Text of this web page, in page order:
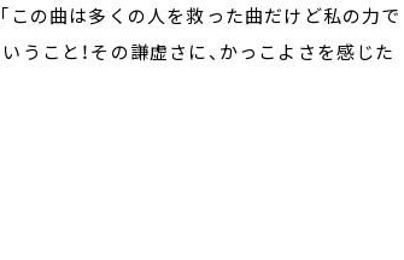
この曲は多くの人を救った曲だけど私の力で
うこと！その謙虚さに、かっこよさを感じた